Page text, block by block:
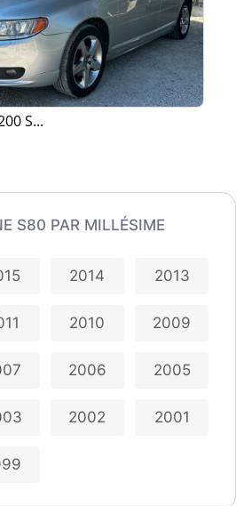
S...
S80 PAR MILLÉSIME
2014 2013
2010 2009
2006 2005
2002 2001